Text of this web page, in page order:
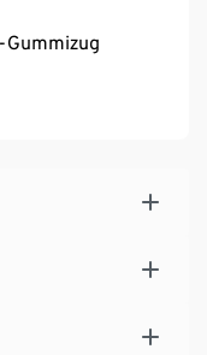
Gummizug
von bis zu